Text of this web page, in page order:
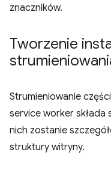
znaczników.
Tworzenie
Strumieniowanie
service worker składa
nich zostanie
struktury witryny.